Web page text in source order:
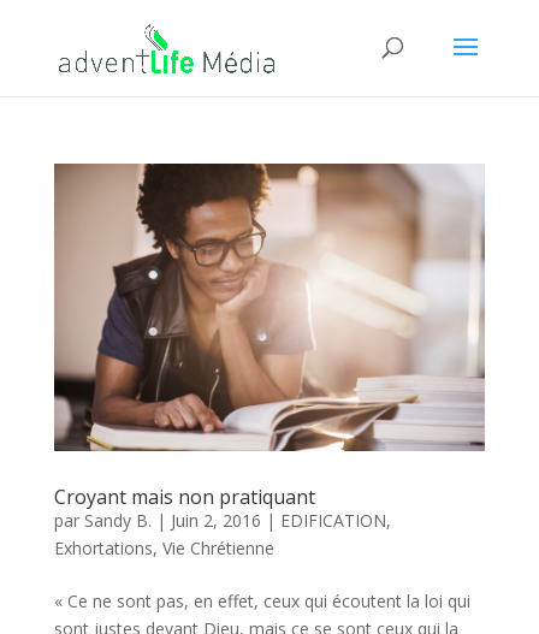
Croyant mais non pratiquant
par Sandy B. | Juin 2, 2016 | EDIFICATION,
Exhortations, Vie Chrétienne
« Ce ne sont pas, en effet, ceux qui écoutent la loi qui
sont justes devant Dieu, mais ce se sont ceux qui la